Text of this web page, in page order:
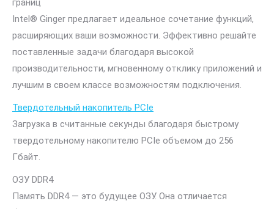
границ
Intel® Ginger предлагает идеальное сочетание функций,
расширяющих ваши возможности. Эффективно решайте
поставленные задачи благодаря высокой
производительности, мгновенному отклику приложений и
лучшим в своем классе возможностям подключения.
Твердотельный накопитель PCIe
Загрузка в считанные секунды благодаря быстрому
твердотельному накопителю PCIe объемом до 256
Гбайт.
ОЗУ DDR4
Память DDR4 — это будущее ОЗУ. Она отличается